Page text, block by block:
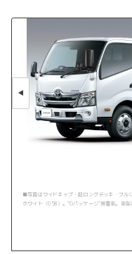
■写真はワイドキャブ・超ロングデッキ・フル
ホワイト〈058〉。“Gパッケージ”装着車。車